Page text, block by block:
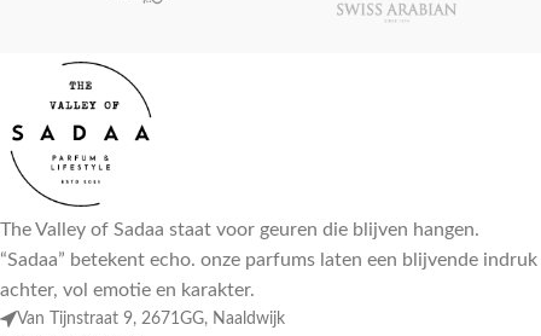
The Valley of Sadaa staat voor geuren die blijven hangen.
“Sadaa” betekent echo. onze parfums laten een blijvende indruk
achter, vol emotie en karakter.
Van Tijnstraat 9, 2671GG, Naaldwijk